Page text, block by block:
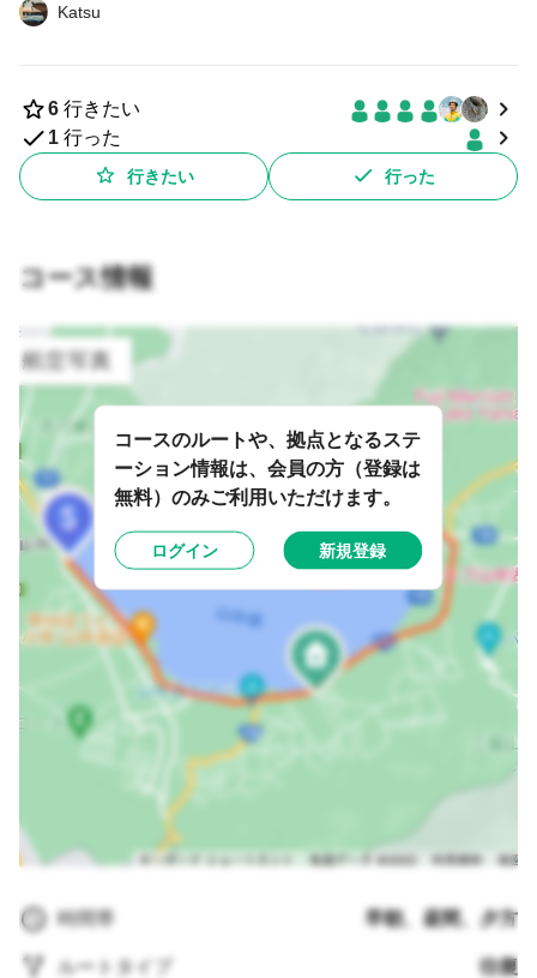
Katsu
6 行きたい
1 行った
行きたい 行った
コース情報
時間帯 早朝、昼間、夕方
ルートタイプ 往復
コースのルートや、拠点となるステ
ーション情報は、会員の方（登録は
無料）のみご利用いただけます。
ログイン 新規登録